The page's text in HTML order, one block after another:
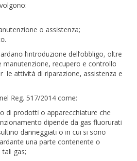
o assistenza;
l’introduzione dell’obbligo, oltre
manutenzione, recupero e controllo
le attività di riparazione, assistenza e
Reg. 517/2014 come:
di prodotti o apparecchiature che
dipende da gas fluorurati
danneggiati o in cui si sono
una parte contenente o
gas;